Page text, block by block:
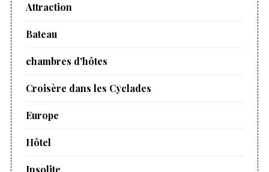
Attraction
Bateau
chambres d'hôtes
Croisère dans les Cyclades
Europe
Hôtel